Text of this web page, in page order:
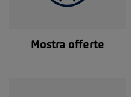
Mostra offerte